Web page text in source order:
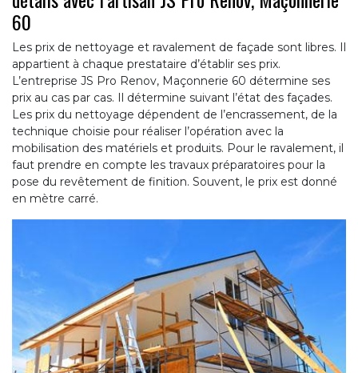
60
Les prix de nettoyage et ravalement de façade sont libres. Il
appartient à chaque prestataire d’établir ses prix.
L’entreprise JS Pro Renov, Maçonnerie 60 détermine ses
prix au cas par cas. Il détermine suivant l’état des façades.
Les prix du nettoyage dépendent de l’encrassement, de la
technique choisie pour réaliser l’opération avec la
mobilisation des matériels et produits. Pour le ravalement, il
faut prendre en compte les travaux préparatoires pour la
pose du revêtement de finition. Souvent, le prix est donné
en mètre carré.